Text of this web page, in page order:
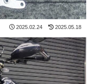
2025.02.24 2025.05.18